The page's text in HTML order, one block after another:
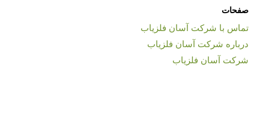
صفحات
تماس با شرکت آسان فلزیاب
درباره شرکت آسان فلزیاب
شرکت آسان فلزیاب